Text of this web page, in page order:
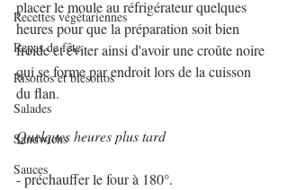
Recettes végétariennes
Repas de fête
Risottos et blésottos
Salades
Sandwichs
Sauces
placer le moule au réfrigérateur quelques
heures pour que la préparation soit bien
froide et éviter ainsi d'avoir une croûte noire
qui se forme par endroit lors de la cuisson
du flan.
Quelques heures plus tard
- préchauffer le four à 180°.